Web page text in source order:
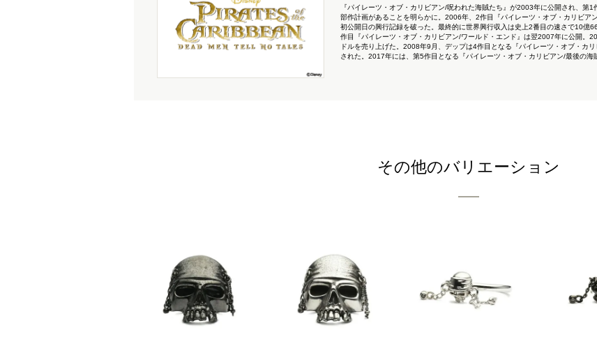
『パイレーツ・オブ・カリビアン/呪われた海賊たち』が2003年に公開され、第
部作計画があることを明らかに。2006年、2作目『パイレーツ・オブ・カリビア
初公開日の興行記録を破った。最終的に世界興行収入は史上2番目の速さで10億
作目『パイレーツ・オブ・カリビアン/ワールド・エンド』は翌2007年に公開。
ドルを売り上げた。2008年9月、デップは4作目となる『パイレーツ・オブ・カ
された。2017年には、第5作目となる『パイレーツ・オブ・カリビアン/最後の海
その他のバリエーション